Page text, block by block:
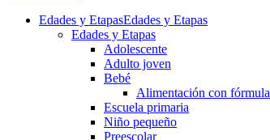
Edades y EtapasEdades y Etapas
Edades y Etapas
Adolescente
Adulto joven
Bebé
Alimentación con fórmula
Escuela primaria
Niño pequeño
Preescolar